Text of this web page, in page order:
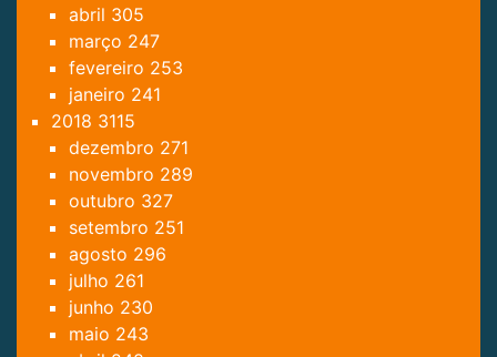
abril 305
março 247
fevereiro 253
janeiro 241
2018 3115
dezembro 271
novembro 289
outubro 327
setembro 251
agosto 296
julho 261
junho 230
maio 243